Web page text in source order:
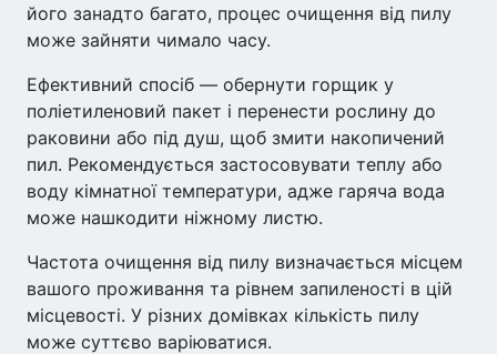
його занадто багато, процес очищення від пилу
може зайняти чимало часу.
Ефективний спосіб — обернути горщик у
поліетиленовий пакет і перенести рослину до
раковини або під душ, щоб змити накопичений
пил. Рекомендується застосовувати теплу або
воду кімнатної температури, адже гаряча вода
може нашкодити ніжному листю.
Частота очищення від пилу визначається місцем
вашого проживання та рівнем запиленості в цій
місцевості. У різних домівках кількість пилу
може суттєво варіюватися.